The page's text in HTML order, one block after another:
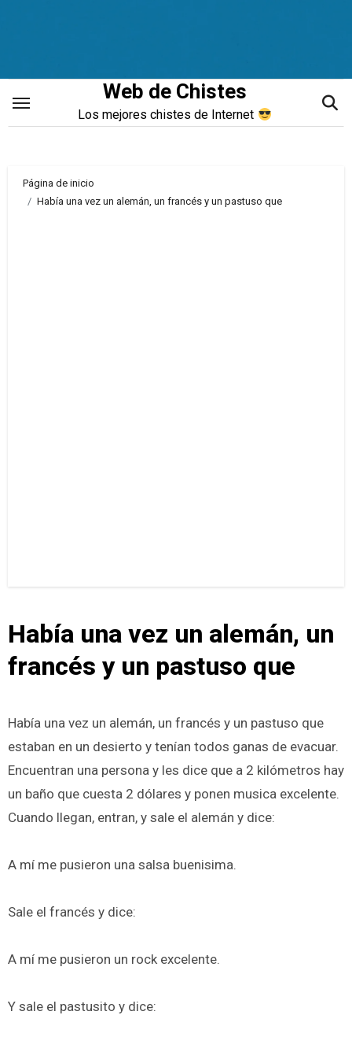
Web de Chistes
Los mejores chistes de Internet
Página de inicio
Había una vez un alemán, un francés y un pastuso que
Había una vez un alemán, un
francés y un pastuso que
Había una vez un alemán, un francés y un pastuso que
estaban en un desierto y tenían todos ganas de evacuar.
Encuentran una persona y les dice que a 2 kilómetros hay
un baño que cuesta 2 dólares y ponen musica excelente.
Cuando llegan, entran, y sale el alemán y dice:
A mí me pusieron una salsa buenisima.
Sale el francés y dice:
A mí me pusieron un rock excelente.
Y sale el pastusito y dice: